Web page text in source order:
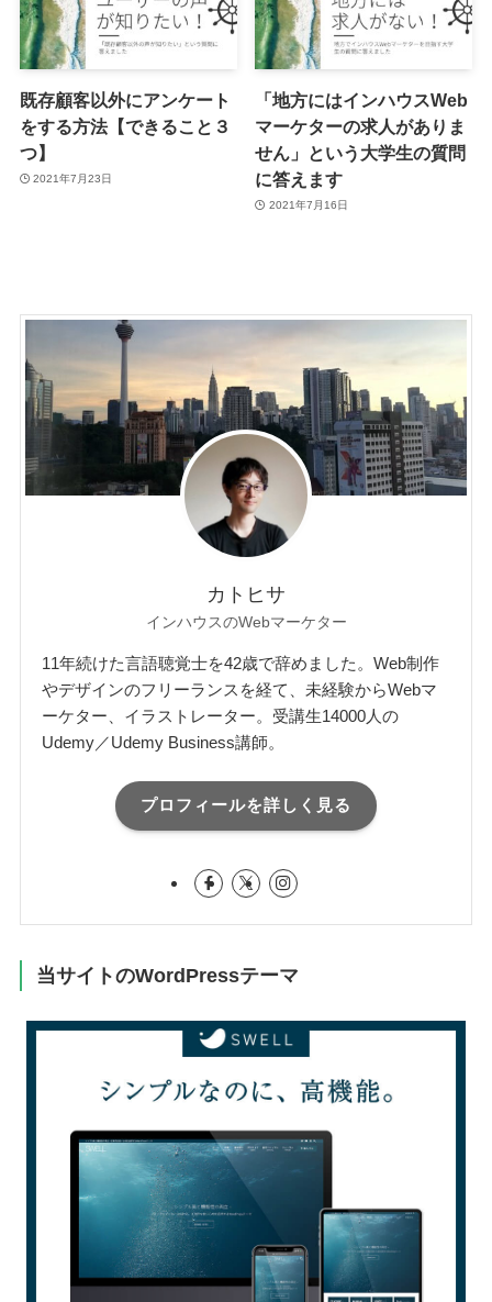
既存顧客以外にアンケート
をする方法【できること３
つ】
2021年7月23日
「地方にはインハウスWeb
マーケターの求人がありま
せん」という大学生の質問
に答えます
2021年7月16日
カトヒサ
インハウスのWebマーケター
11年続けた言語聴覚士を42歳で辞めました。Web制作
やデザインのフリーランスを経て、未経験からWebマ
ーケター、イラストレーター。受講生14000人の
Udemy／Udemy Business講師。
プロフィールを詳しく見る
当サイトのWordPressテーマ